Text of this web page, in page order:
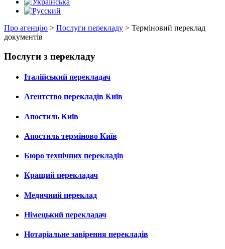
Про агенцію > Послуги перекладу > Терміновий переклад
документів
Послуги з перекладу
Італійський перекладач
Агентство перекладів Київ
Апостиль Київ
Апостиль терміново Київ
Бюро технічних перекладів
Кращий перекладач
Медичний переклад
Німецький перекладач
Нотаріальне завірення перекладів